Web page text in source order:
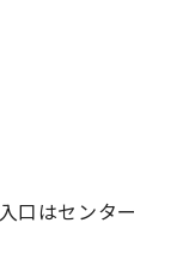
口はセンター